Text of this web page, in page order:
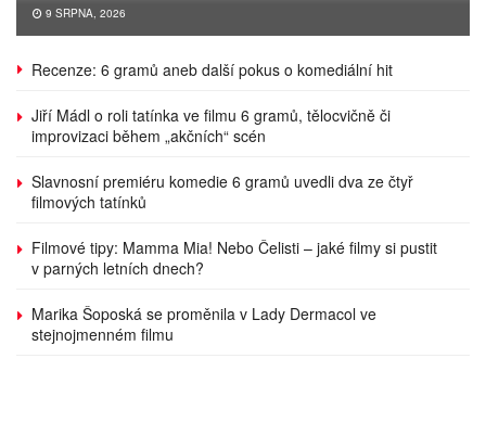
9 SRPNA, 2026
Recenze: 6 gramů aneb další pokus o komediální hit
Jiří Mádl o roli tatínka ve filmu 6 gramů, tělocvičně či
improvizaci během „akčních“ scén
Slavnosní premiéru komedie 6 gramů uvedli dva ze čtyř
filmových tatínků
Filmové tipy: Mamma Mia! Nebo Čelisti – jaké filmy si pustit
v parných letních dnech?
Marika Šoposká se proměnila v Lady Dermacol ve
stejnojmenném filmu